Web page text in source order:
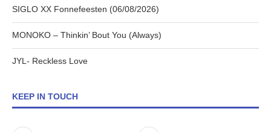
SIGLO XX Fonnefeesten (06/08/2026)
MONOKO – Thinkin’ Bout You (Always)
JYL- Reckless Love
KEEP IN TOUCH